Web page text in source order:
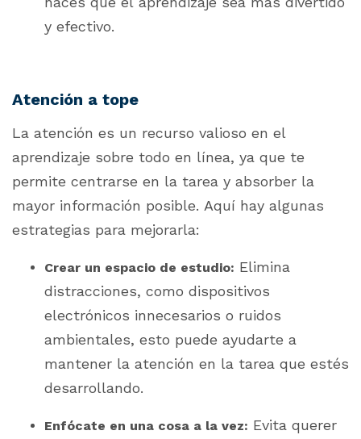
y efectivo.
Atención a tope
La atención es un recurso valioso en el
aprendizaje sobre todo en línea, ya que te
permite centrarse en la tarea y absorber la
mayor información posible. Aquí hay algunas
estrategias para mejorarla:
Crear un espacio de estudio: Elimina
distracciones, como dispositivos
electrónicos innecesarios o ruidos
ambientales, esto puede ayudarte a
mantener la atención en la tarea que estés
desarrollando.
Enfócate en una cosa a la vez: Evita querer